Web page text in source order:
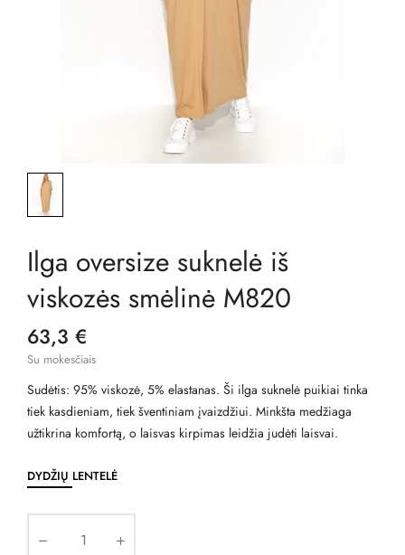
Ilga oversize suknelė iš
viskozės smėlinė M820
63,3 €
Su mokesčiais
Sudėtis: 95% viskozė, 5% elastanas. Ši ilga suknelė puikiai tinka
tiek kasdieniam, tiek šventiniam įvaizdžiui. Minkšta medžiaga
užtikrina komfortą, o laisvas kirpimas leidžia judėti laisvai.
DYDŽIŲ LENTELĖ